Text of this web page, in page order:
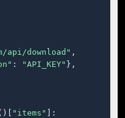
download" ,
: "API_KEY" },
"items"
]: